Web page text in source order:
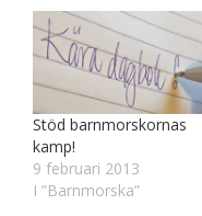
Stöd barnmorskornas
kamp!
9 februari 2013
I ”Barnmorska”